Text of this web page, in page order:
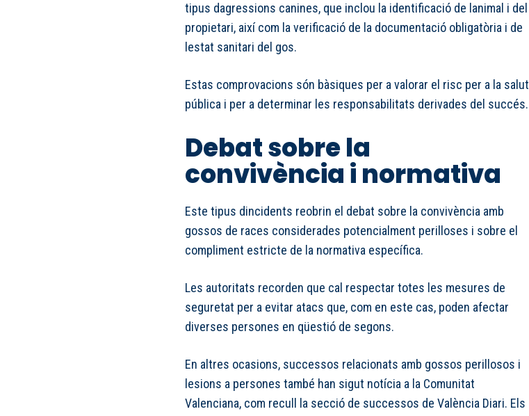
tipus dagressions canines, que inclou la identificació de lanimal i del
propietari, així com la verificació de la documentació obligatòria i de
lestat sanitari del gos.
Estas comprovacions són bàsiques per a valorar el risc per a la salut
pública i per a determinar les responsabilitats derivades del succés.
Debat sobre la
convivència i normativa
Este tipus dincidents reobrin el debat sobre la convivència amb
gossos de races considerades potencialment perilloses i sobre el
compliment estricte de la normativa específica.
Les autoritats recorden que cal respectar totes les mesures de
seguretat per a evitar atacs que, com en este cas, poden afectar
diverses persones en qüestió de segons.
En altres ocasions, successos relacionats amb gossos perillosos i
lesions a persones també han sigut notícia a la Comunitat
Valenciana, com recull la secció de successos de València Diari. Els